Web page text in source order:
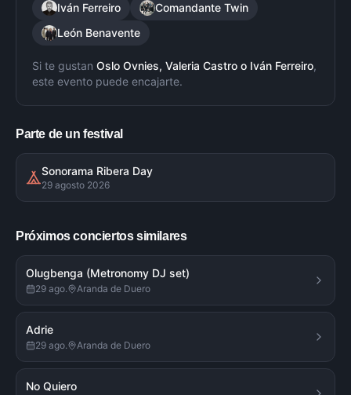
Iván Ferreiro
Comandante Twin
León Benavente
Si te gustan Oslo Ovnies, Valeria Castro o Iván Ferreiro,
este evento puede encajarte.
Parte de un festival
Sonorama Ribera Day
29 agosto 2026
Próximos conciertos similares
Olugbenga (Metronomy DJ set)
29 ago. Aranda de Duero
Adrie
29 ago. Aranda de Duero
No Quiero